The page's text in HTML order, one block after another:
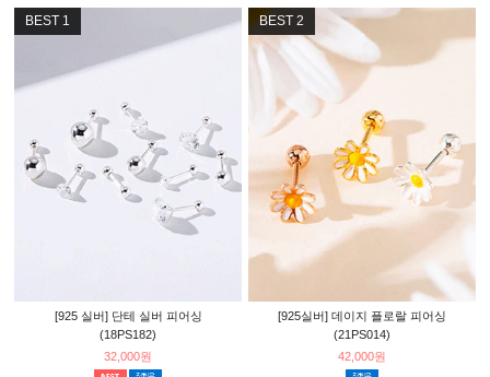
BEST 1
[925 실버] 단테 실버 피어싱
(18PS182)
32,000원
BEST 2
[925실버] 데이지 플로랄 피어싱
(21PS014)
42,000원